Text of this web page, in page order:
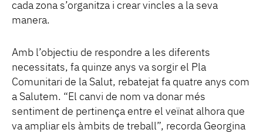
cada zona s’organitza i crear vincles a la seva
manera.
Amb l’objectiu de respondre a les diferents
necessitats, fa quinze anys va sorgir el Pla
Comunitari de la Salut, rebatejat fa quatre anys com
a Salutem. “El canvi de nom va donar més
sentiment de pertinença entre el veïnat alhora que
va ampliar els àmbits de treball”, recorda Georgina